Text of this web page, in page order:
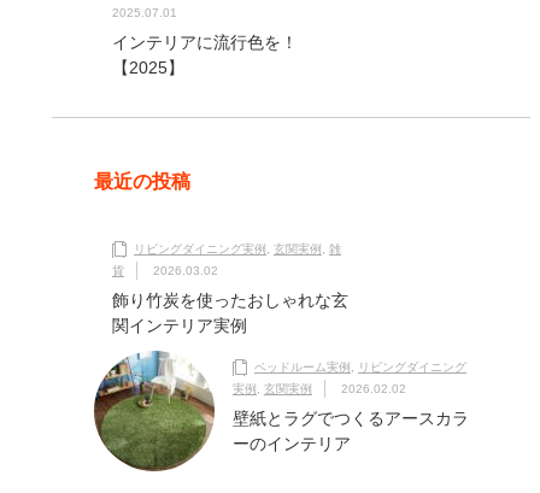
2025.07.01
インテリアに流行色を！
【2025】
最近の投稿
リビングダイニング実例 玄関実例
雑
貨
2026.03.02
飾り竹炭を使ったおしゃれな玄
関インテリア実例
ベッドルーム実例
リビングダイニング
実例
玄関実例 2026.02.02
壁紙とラグでつくるアースカラ
ーのインテリア